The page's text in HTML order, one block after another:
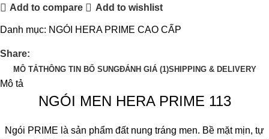
Add to compare Add to wishlist
Danh mục: NGÓI HERA PRIME CAO CẤP
Share:
MÔ TẢTHÔNG TIN BỔ SUNGĐÁNH GIÁ (1)SHIPPING & DELIVERY
Mô tả
NGÓI MEN HERA PRIME 113
Ngói PRIME là sản phẩm đất nung tráng men. Bề mặt mịn, tự